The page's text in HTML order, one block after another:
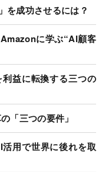
を成功させるには？
に学ぶ“AI顧客
益に転換する三つの
「三つの要件」
活用で世界に後れを取